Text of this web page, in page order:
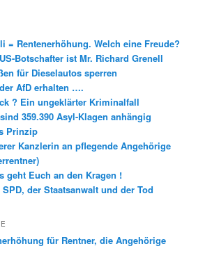
= Rentenerhöhung. Welch eine Freude?
Botschafter ist Mr. Richard Grenell
für Dieselautos sperren
AfD erhalten ….
? Ein ungeklärter Kriminalfall
359.390 Asyl-Klagen anhängig
Prinzip
Kanzlerin an pflegende Angehörige
geht Euch an den Kragen !
der Staatsanwalt und der Tod
für Rentner, die Angehörige